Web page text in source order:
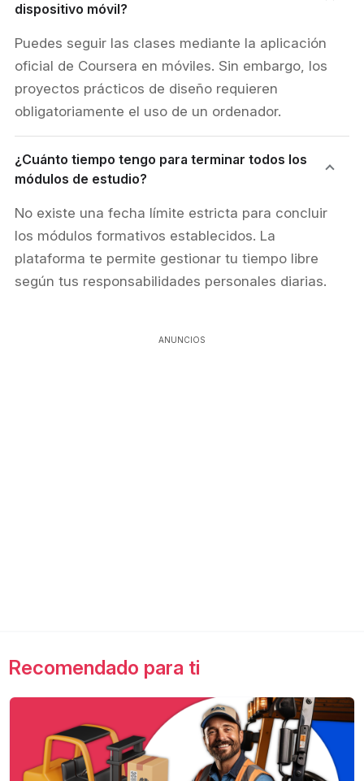
dispositivo móvil?
Puedes seguir las clases mediante la aplicación
oficial de Coursera en móviles. Sin embargo, los
proyectos prácticos de diseño requieren
obligatoriamente el uso de un ordenador.
¿Cuánto tiempo tengo para terminar todos los
módulos de estudio?
No existe una fecha límite estricta para concluir
los módulos formativos establecidos. La
plataforma te permite gestionar tu tiempo libre
según tus responsabilidades personales diarias.
ANUNCIOS
Recomendado para ti